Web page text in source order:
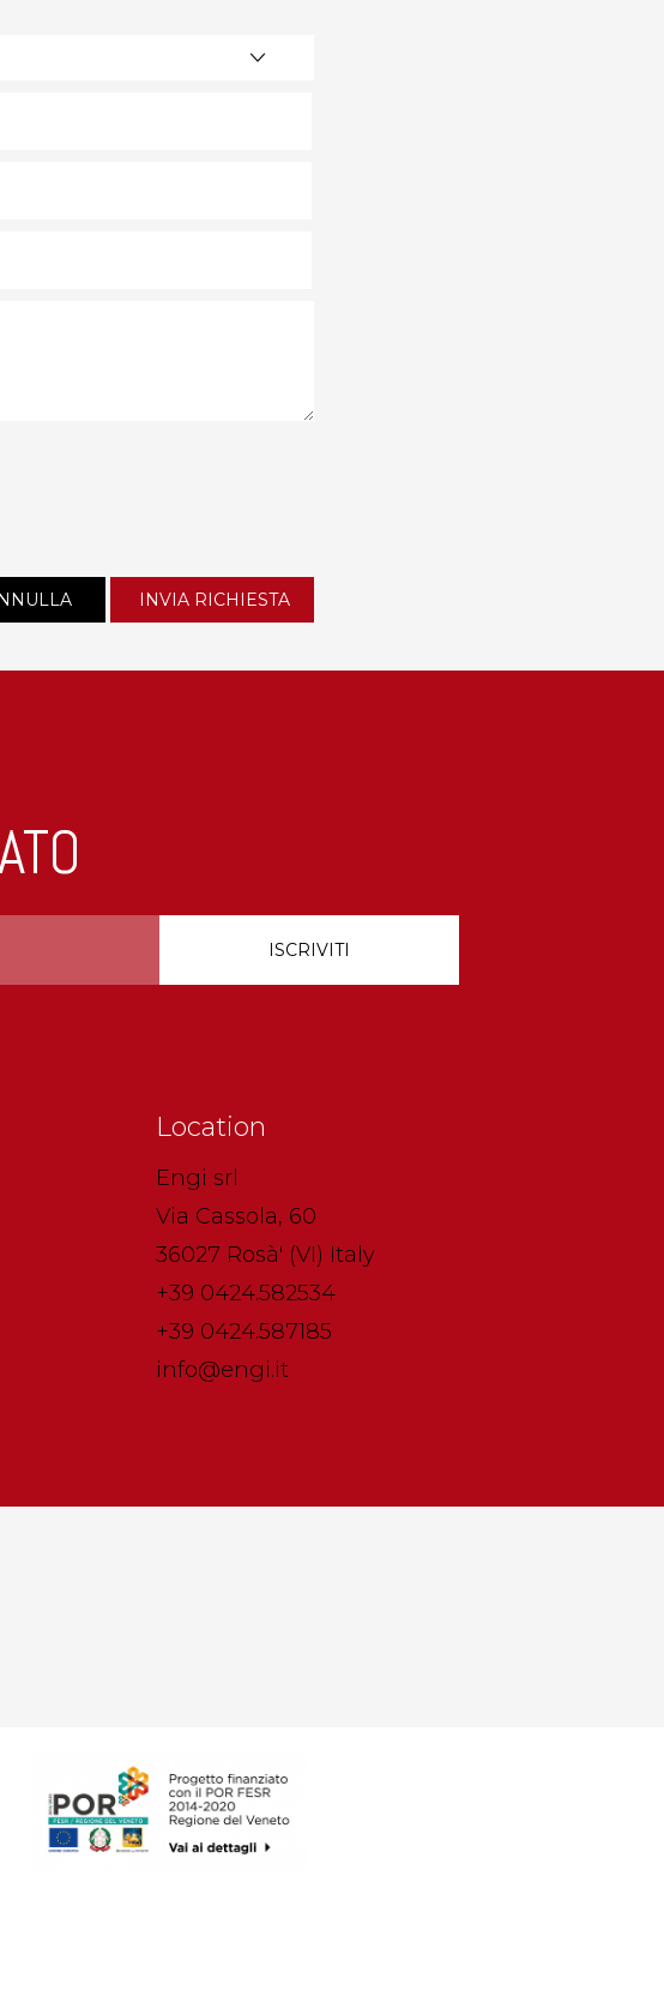
Location
Engi srl
Via Cassola, 60
36027 Rosà' (VI) Italy
+39 0424.582534
+39 0424.587185
info@engi.it